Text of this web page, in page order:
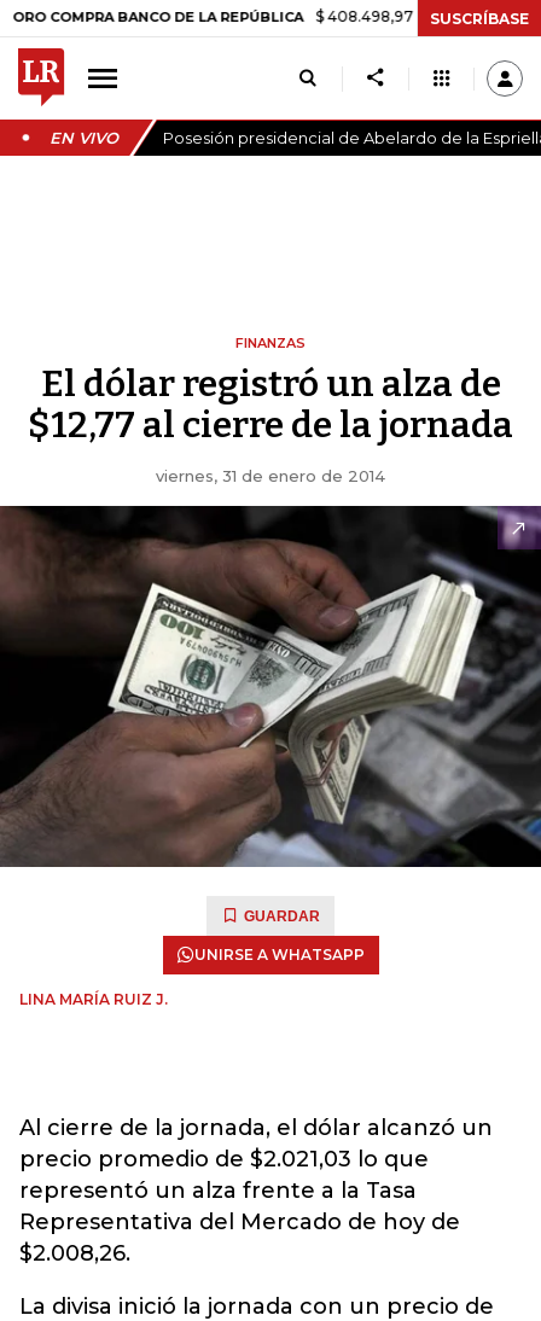
BANCO DE LA REPÚBLICA $ 408.498,97 +$ 8.753,81 +2,19%
SUSCRÍBASE
EN VIVO Posesión presidencial de Abelardo de la
FINANZAS
El dólar registró un alza de
$12,77 al cierre de la jornada
viernes, 31 de enero de 2014
GUARDAR
UNIRSE A WHATSAPP
LINA MARÍA RUIZ J.
Al cierre de la jornada, el dólar alcanzó un
precio promedio de $2.021,03 lo que
representó un alza frente a la Tasa
Representativa del Mercado de hoy de
$2.008,26.
La divisa inició la jornada con un precio de